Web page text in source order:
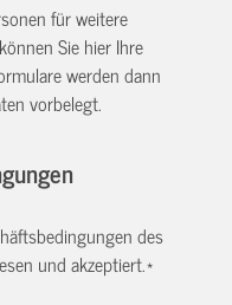
für weitere
Sie hier Ihre
werden dann
vorbelegt.
des
und akzeptiert.*